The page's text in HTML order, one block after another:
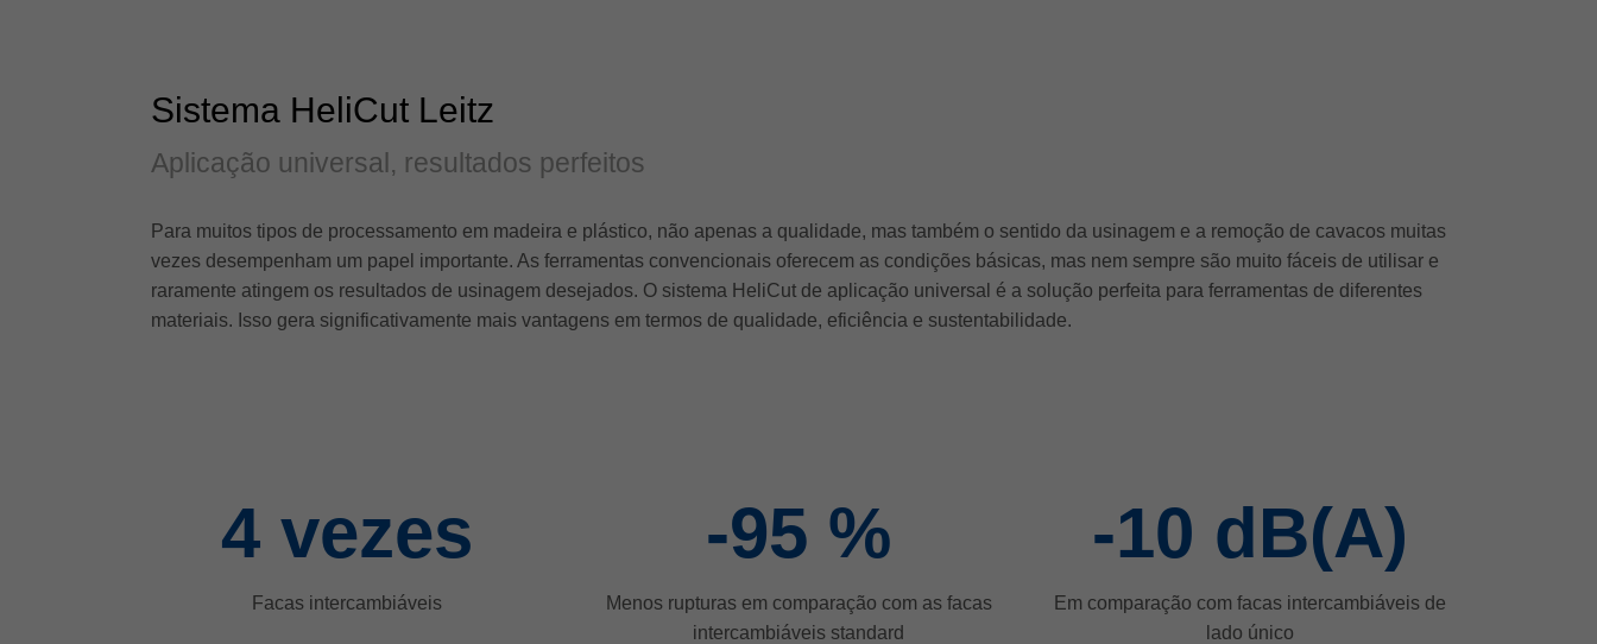
Sistema HeliCut Leitz
Aplicação universal, resultados perfeitos
Para muitos tipos de processamento em madeira e plástico, não apenas a qualidade, mas também o sentido da usinagem e a remoção de cavacos muitas
vezes desempenham um papel importante. As ferramentas convencionais oferecem as condições básicas, mas nem sempre são muito fáceis de utilisar e
raramente atingem os resultados de usinagem desejados. O sistema HeliCut de aplicação universal é a solução perfeita para ferramentas de diferentes
materiais. Isso gera significativamente mais vantagens em termos de qualidade, eficiência e sustentabilidade.
4 vezes
Facas intercambiáveis
-95 %
Menos rupturas em comparação com as facas
intercambiáveis standard
-10 dB(A)
Em comparação com facas intercambiáveis de
lado único